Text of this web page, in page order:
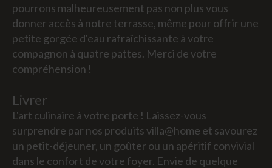
pourrons malheureusement pas non plus vous
donner accès à notre terrasse, même pour offrir une
petite gorgée d'eau rafraîchissante à votre
compagnon à quatre pattes. Merci de votre
compréhension !
Livrer
L'art culinaire à votre porte ! Laissez-vous
surprendre par nos produits villa@home et savourez
un petit-déjeuner, un goûter ou un apéritif convivial
dans le confort de votre foyer. Envie de quelque